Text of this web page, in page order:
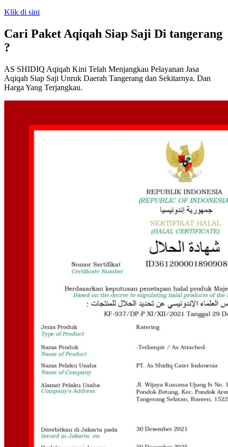
Klik di sini
Cari Paket Aqiqah Siap Saji Di tangerang
?
AS SHIDIQ Aqiqah Kini Telah Menjangkau Pelayanan Jasa
Aqiqah Siap Saji Unruk Daerah Tangerang dan Sekitarnya. Dan
Harga Yang Terjangkau.